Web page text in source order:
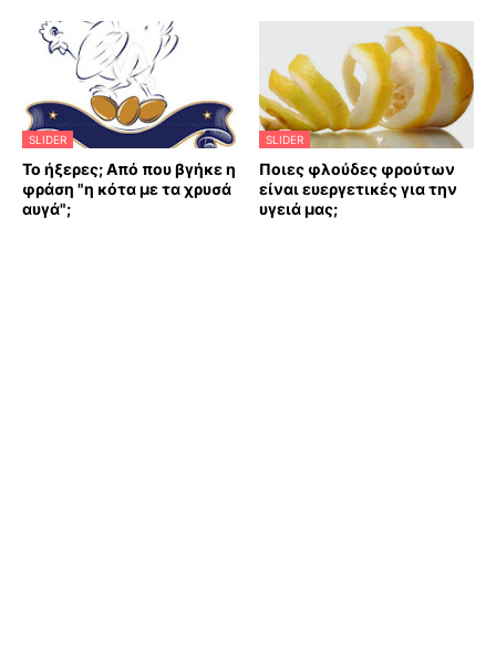
SLIDER
Το ήξερες; Από που βγήκε η
φράση "η κότα με τα χρυσά
αυγά";
SLIDER
Ποιες φλούδες φρούτων
είναι ευεργετικές για την
υγειά μας;